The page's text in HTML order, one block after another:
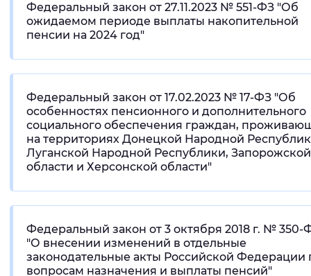
Федеральный закон от 27.11.2023 № 551-ФЗ "Об
ожидаемом периоде выплаты накопительной
пенсии на 2024 год"
Федеральный закон от 17.02.2023 № 17-ФЗ "Об
особенностях пенсионного и дополнительного
социального обеспечения граждан,
на территориях Донецкой Народной
Луганской Народной Республики, Запорожской
области и Херсонской области"
Федеральный закон от 3 октября 2018 г. № 350-
"О внесении изменений в отдельные
законодательные акты Российской Федерации
вопросам назначения и выплаты пенсий"